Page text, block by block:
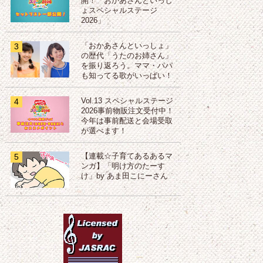
ょスペシャルステージ
2026」
3
「おかあさんといっしょ」
の歴代「うたのお姉さん」
を振り返ろう。ママ・パパ
も知ってる歌がいっぱい！
4
Vol.13 スペシャルステージ
2026事前物販注文受付中！
今年は事前配送と会場受取
が選べます！
5
【連載☆子育てあるあるマ
ンガ】「明け方のたーす
け」by あま田こにーさん